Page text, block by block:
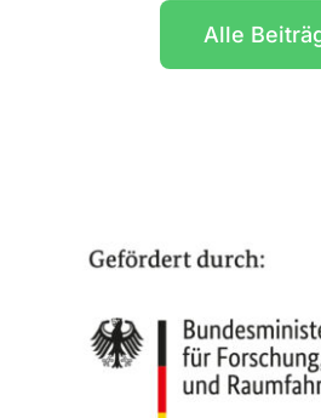
Alle